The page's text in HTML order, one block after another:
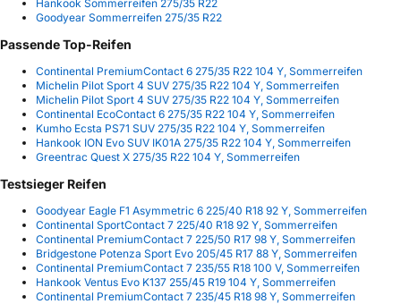
Hankook Sommerreifen 275/35 R22
Goodyear Sommerreifen 275/35 R22
Passende Top-Reifen
Continental PremiumContact 6 275/35 R22 104 Y, Sommerreifen
Michelin Pilot Sport 4 SUV 275/35 R22 104 Y, Sommerreifen
Michelin Pilot Sport 4 SUV 275/35 R22 104 Y, Sommerreifen
Continental EcoContact 6 275/35 R22 104 Y, Sommerreifen
Kumho Ecsta PS71 SUV 275/35 R22 104 Y, Sommerreifen
Hankook ION Evo SUV IK01A 275/35 R22 104 Y, Sommerreifen
Greentrac Quest X 275/35 R22 104 Y, Sommerreifen
Testsieger Reifen
Goodyear Eagle F1 Asymmetric 6 225/40 R18 92 Y, Sommerreifen
Continental SportContact 7 225/40 R18 92 Y, Sommerreifen
Continental PremiumContact 7 225/50 R17 98 Y, Sommerreifen
Bridgestone Potenza Sport Evo 205/45 R17 88 Y, Sommerreifen
Continental PremiumContact 7 235/55 R18 100 V, Sommerreifen
Hankook Ventus Evo K137 255/45 R19 104 Y, Sommerreifen
Continental PremiumContact 7 235/45 R18 98 Y, Sommerreifen